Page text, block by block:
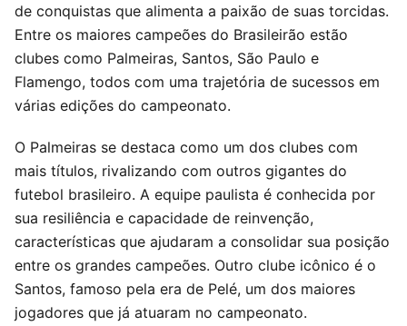
de conquistas que alimenta a paixão de suas torcidas.
Entre os maiores campeões do Brasileirão estão
clubes como Palmeiras, Santos, São Paulo e
Flamengo, todos com uma trajetória de sucessos em
várias edições do campeonato.
O Palmeiras se destaca como um dos clubes com
mais títulos, rivalizando com outros gigantes do
futebol brasileiro. A equipe paulista é conhecida por
sua resiliência e capacidade de reinvenção,
características que ajudaram a consolidar sua posição
entre os grandes campeões. Outro clube icônico é o
Santos, famoso pela era de Pelé, um dos maiores
jogadores que já atuaram no campeonato.